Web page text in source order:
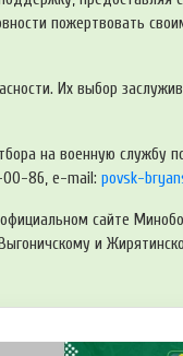
пожертвовать
Их выбор
на военную службу
00-86, e-mail: povsk-
сайте
и